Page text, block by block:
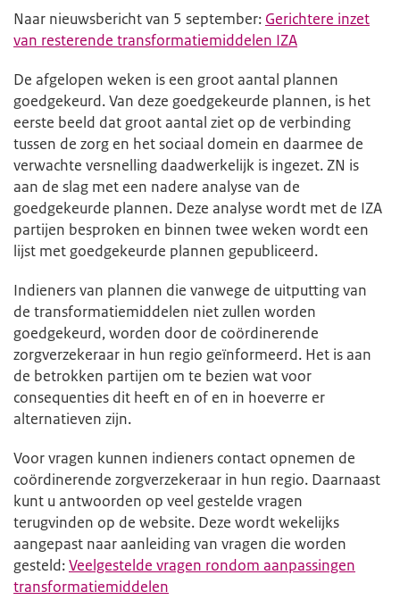
Naar nieuwsbericht van 5 september: Gerichtere inzet
van resterende transformatiemiddelen IZA
De afgelopen weken is een groot aantal plannen
goedgekeurd. Van deze goedgekeurde plannen, is het
eerste beeld dat groot aantal ziet op de verbinding
tussen de zorg en het sociaal domein en daarmee de
verwachte versnelling daadwerkelijk is ingezet. ZN is
aan de slag met een nadere analyse van de
goedgekeurde plannen. Deze analyse wordt met de IZA
partijen besproken en binnen twee weken wordt een
lijst met goedgekeurde plannen gepubliceerd.
Indieners van plannen die vanwege de uitputting van
de transformatiemiddelen niet zullen worden
goedgekeurd, worden door de coördinerende
zorgverzekeraar in hun regio geïnformeerd. Het is aan
de betrokken partijen om te bezien wat voor
consequenties dit heeft en of en in hoeverre er
alternatieven zijn.
Voor vragen kunnen indieners contact opnemen de
coördinerende zorgverzekeraar in hun regio. Daarnaast
kunt u antwoorden op veel gestelde vragen
terugvinden op de website. Deze wordt wekelijks
aangepast naar aanleiding van vragen die worden
gesteld:Veelgestelde vragen rondom aanpassingen
transformatiemiddelen